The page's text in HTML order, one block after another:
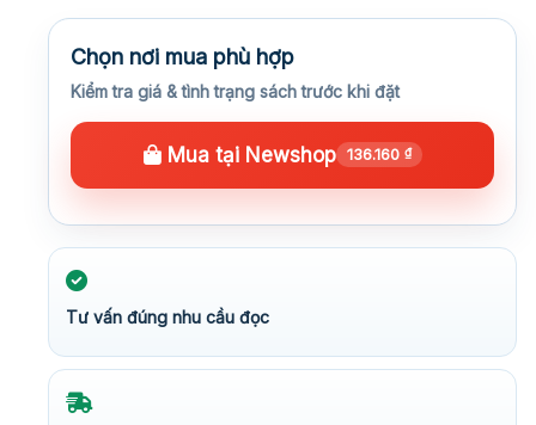
Chọn nơi mua phù hợp
Kiểm tra giá & tình trạng sách trước khi đặt
Mua tại Newshop 136.160 ₫
Tư vấn đúng nhu cầu đọc